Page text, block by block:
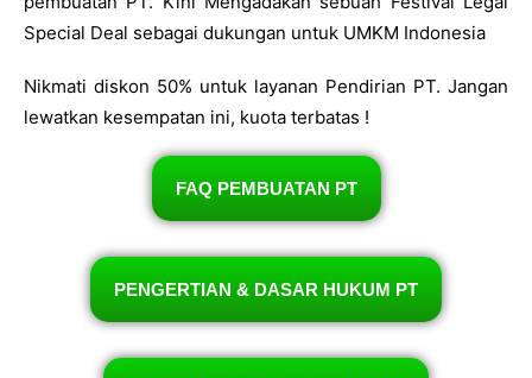
Special Deal sebagai dukungan untuk UMKM Indonesia
Nikmati diskon 50% untuk layanan Pendirian PT. Jangan
lewatkan kesempatan ini, kuota terbatas !
FAQ PEMBUATAN PT
PENGERTIAN & DASAR HUKUM PT